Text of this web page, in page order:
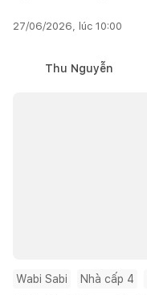
27/06/2026, lúc 10:00
Thu Nguyễn
Wabi Sabi Nhà cấp 4